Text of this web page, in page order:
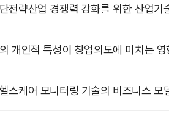
전략산업 경쟁력 강화를 위한 산업기
개인적 특성이 창업의도에 미치는
스케어 모니터링 기술의 비즈니스